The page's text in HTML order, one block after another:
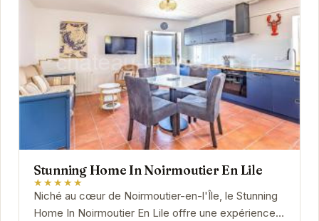
Stunning Home In Noirmoutier En Lile
★★★★★
Niché au cœur de Noirmoutier-en-l'Île, le Stunning
Home In Noirmoutier En Lile offre une expérience